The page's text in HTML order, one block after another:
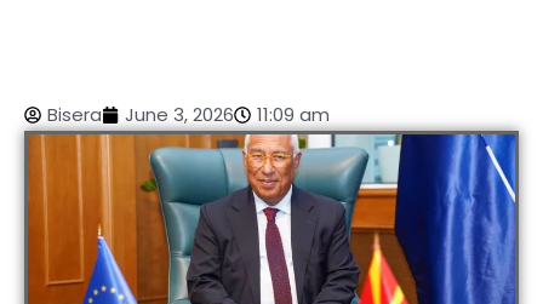
Bisera June 3, 2026 11:09 am